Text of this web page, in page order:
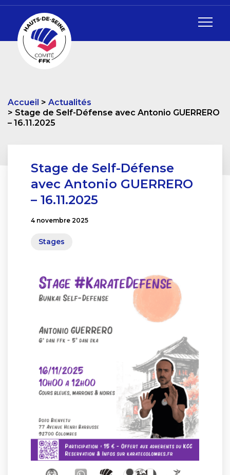
Accueil
Actualités
Stage de Self-Défense avec Antonio GUERRERO
– 16.11.2025
Stage de Self-Défense
avec Antonio GUERRERO
– 16.11.2025
4 novembre 2025
Stages